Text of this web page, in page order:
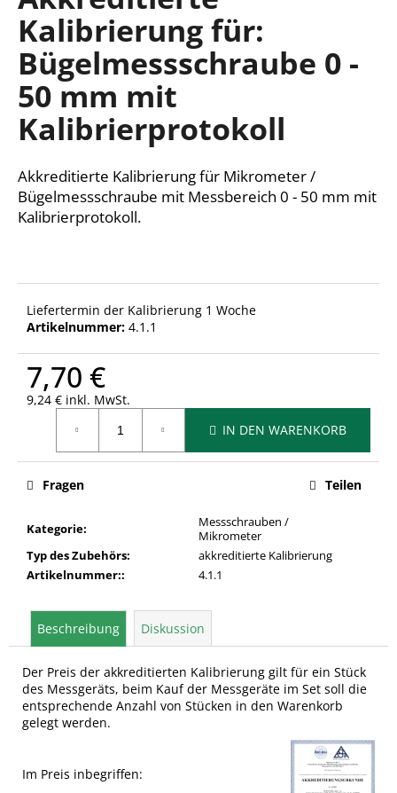
0,0
von
5
Sternen.
Kalibrierung für:
Bügelmessschraube 0 -
50 mm mit
Kalibrierprotokoll
Akkreditierte Kalibrierung für Mikrometer /
Bügelmessschraube mit Messbereich 0 - 50 mm mit
Kalibrierprotokoll.
Liefertermin der Kalibrierung 1 Woche
Artikelnummer: 4.1.1
7,70 €
9,24 € inkl. MwSt.
IN DEN WARENKORB
Kategorie:
Messschrauben /
Mikrometer
Typ des Zubehörs:
akkreditierte Kalibrierung
Artikelnummer:: 4.1.1
Fragen Teilen
Beschreibung Diskussion
Der Preis der akkreditierten Kalibrierung gilt für ein Stück
des Messgeräts, beim Kauf der Messgeräte im Set soll die
entsprechende Anzahl von Stücken in den Warenkorb
gelegt werden.
Im Preis inbegriffen:
SUCHEN
W
r
e
m
e
h
n